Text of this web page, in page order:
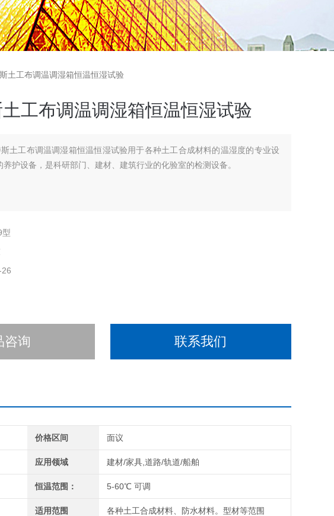
土工布调温调湿箱恒温恒湿试验
工布调温调湿箱恒温恒湿试验
土工布调温调湿箱恒温恒湿试验用于各种土工合成材料的温湿度的专业设
护设备，是科研部门、建材、建筑行业的化验室的检测设备。
型
咨询 联系我们
价格区间 面议
应用领域 建材/家具,道路/轨道/船舶
恒温范围： 5-60℃ 可调
适用范围 各种土工合成材料、防水材料。型材等范围